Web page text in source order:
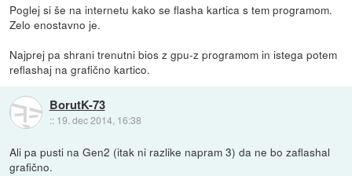
Poglej si še na internetu kako se flasha kartica s tem programom.
Zelo enostavno je.
Najprej pa shrani trenutni bios z gpu-z programom in istega potem
reflashaj na grafično kartico.
BorutK-73
:: 19. dec 2014, 16:38
Ali pa pusti na Gen2 (itak ni razlike napram 3) da ne bo zaflashal
grafično.